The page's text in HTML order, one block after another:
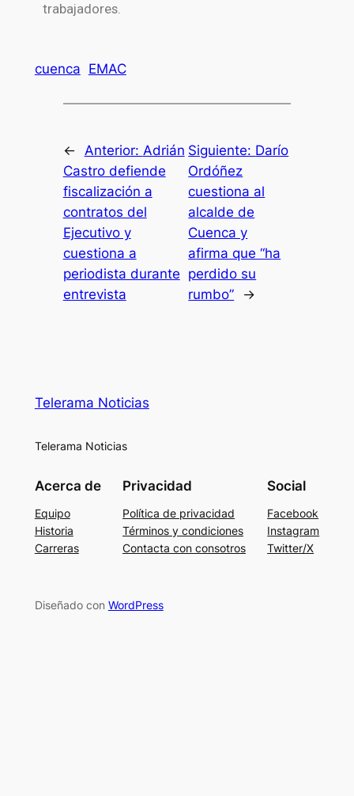
trabajadores.
cuenca EMAC
← Anterior: Adrián
Castro defiende
fiscalización a
contratos del
Ejecutivo y
cuestiona a
periodista durante
entrevista
Siguiente: Darío
Ordóñez
cuestiona al
alcalde de
Cuenca y
afirma que “ha
perdido su
rumbo”
→
Telerama Noticias
Telerama Noticias
Acerca de
Equipo
Historia
Carreras
Privacidad
Política de privacidad
Términos y condiciones
Contacta con consotros
Social
Facebook
Instagram
Twitter/X
Diseñado con WordPress